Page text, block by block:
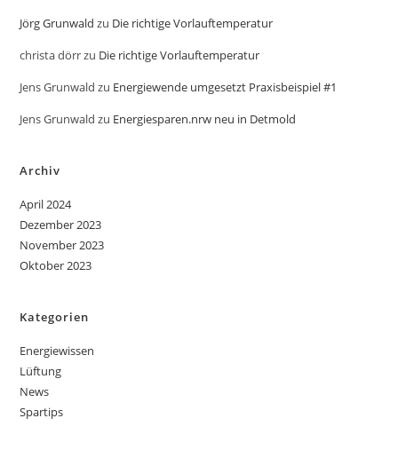
Jörg Grunwald zu Die richtige Vorlauftemperatur
christa dörrzu Die richtige Vorlauftemperatur
Jens Grunwald zu Energiewende umgesetzt Praxisbeispiel #1
Jens Grunwald zu Energiesparen.nrw neu in Detmold
Archiv
April 2024
Dezember 2023
November 2023
Oktober 2023
Kategorien
Energiewissen
Lüftung
News
Spartips